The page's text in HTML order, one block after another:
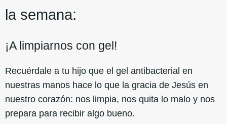
la semana:
¡A limpiarnos con gel!
Recuérdale a tu hijo que el gel antibacterial en
nuestras manos hace lo que la gracia de Jesús en
nuestro corazón: nos limpia, nos quita lo malo y nos
prepara para recibir algo bueno.